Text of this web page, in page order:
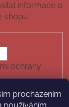
procházením
informace o
shopu.
ochrany